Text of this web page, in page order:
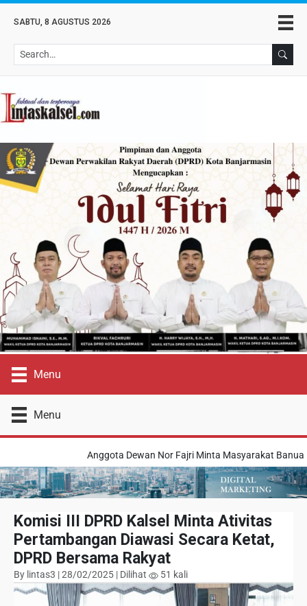
SABTU, 8 AGUSTUS 2026
Menu
Menu
Anggota Dewan Nor Fajri Minta Masyarakat Banua
Komisi III DPRD Kalsel Minta Ativitas
Pertambangan Diawasi Secara Ketat,
DPRD Bersama Rakyat
By lintas3 | 28/02/2025 | Dilihat 51 kali